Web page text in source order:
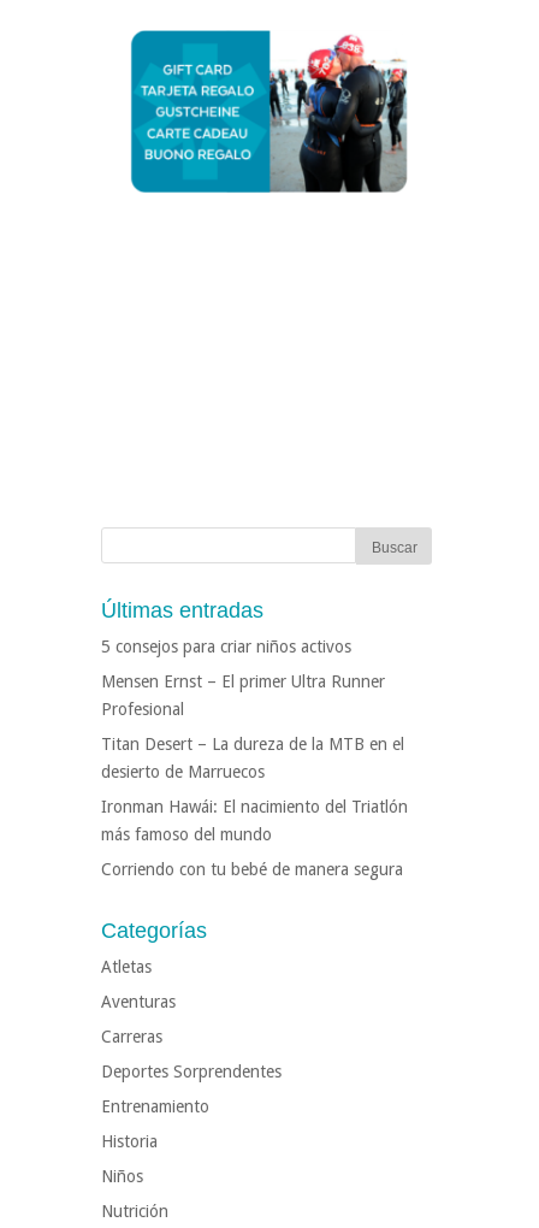
Últimas entradas
5 consejos para criar niños activos
Mensen Ernst – El primer Ultra Runner
Profesional
Titan Desert – La dureza de la MTB en el
desierto de Marruecos
Ironman Hawái: El nacimiento del Triatlón
más famoso del mundo
Corriendo con tu bebé de manera segura
Categorías
Atletas
Aventuras
Carreras
Deportes Sorprendentes
Entrenamiento
Historia
Niños
Nutrición